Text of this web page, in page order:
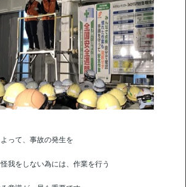
って、事故の発生を
我をしない為には、作業を行う